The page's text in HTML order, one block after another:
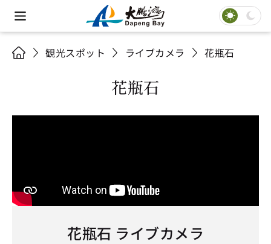
観光スポット ライブカメラ 花瓶石
花瓶石
花瓶石 ライブカメラ